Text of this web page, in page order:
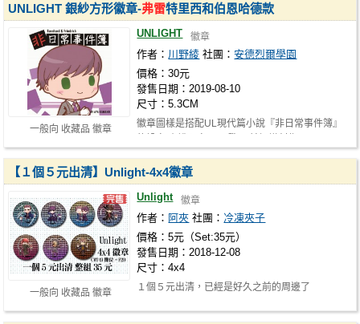
一般向 收藏品 徽章
UNLIGHT 銀紗方形徽章-弗雷特里西和伯恩哈德款
UNLIGHT 徽章
作者： 川野綾 社團：安德烈爾學園
價格：30元
發售日期：2019-08-10
尺寸：5.3CM
徽章圖樣是搭配UL現代篇小說『非日常事件簿』
一般向 收藏品 徽章
【１個５元出清】Unlight-4x4徽章
Unlight 徽章
作者： 阿夾 社團： 冷凍夾子
價格：5元（Set:35元）
發售日期：2018-12-08
尺寸：4x4
１個５元出清，已經是好久之前的周邊了